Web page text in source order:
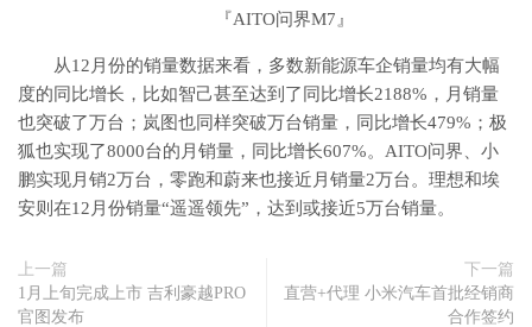
『AITO问界M7』
从12月份的销量数据来看，多数新能源车企销量均有大幅
度的同比增长，比如智己甚至达到了同比增长2188%，月销量
也突破了万台；岚图也同样突破万台销量，同比增长479%；极
狐也实现了8000台的月销量，同比增长607%。AITO问界、小
鹏实现月销2万台，零跑和蔚来也接近月销量2万台。理想和埃
安则在12月份销量“遥遥领先”，达到或接近5万台销量。
上一篇
1月上旬完成上市 吉利豪越PRO
官图发布
下一篇
直营+代理 小米汽车首批经销商
合作签约